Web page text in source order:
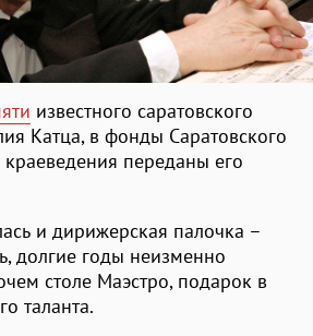
известного саратовского
Катца, в фонды Саратовского
краеведения переданы его
и дирижерская палочка –
долгие годы неизменно
столе Маэстро, подарок в
таланта.